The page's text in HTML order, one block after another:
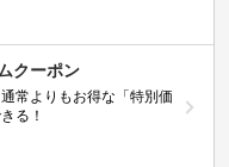
クーポン
常よりもお得な「特別価
る！